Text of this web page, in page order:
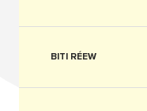
BITI RÉEW